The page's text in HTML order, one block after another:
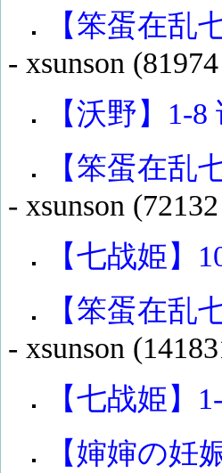
【笨蛋在乱
- xsunson
【沃野】1-8
【笨蛋在乱
- xsunson
【七战姫】
【笨蛋在乱
- xsunson
【七战姫】
【婶婶の妊